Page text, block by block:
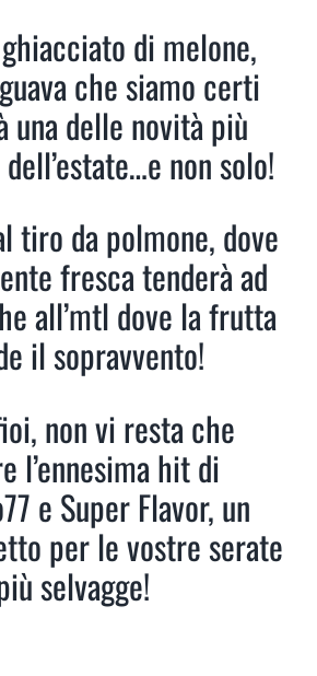
di melone,
che siamo certi
una delle novità più
non solo!
tiro da polmone, dove
fresca tenderà ad
all’mtl dove la frutta
il sopravvento!
non vi resta che
l’ennesima hit di
e Super Flavor, un
per le vostre serate
selvagge!